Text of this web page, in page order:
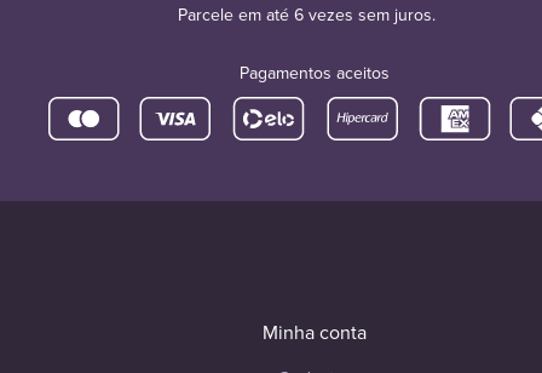
Parcele em até 6 vezes sem juros.
Pagamentos aceitos
Minha conta